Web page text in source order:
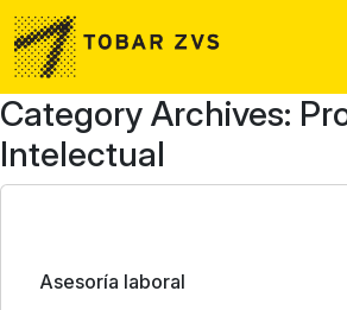
Skip to main content
Category Archives:
Intelectual
Asesoría laboral